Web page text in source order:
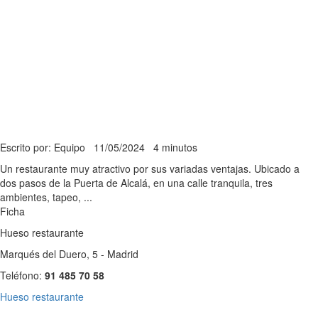
Escrito por: Equipo 11/05/2024 4 minutos
Un restaurante muy atractivo por sus variadas ventajas. Ubicado a
dos pasos de la Puerta de Alcalá, en una calle tranquila, tres
ambientes, tapeo, ...
Ficha
Hueso restaurante
Marqués del Duero, 5 - Madrid
Teléfono: 91 485 70 58
Hueso restaurante